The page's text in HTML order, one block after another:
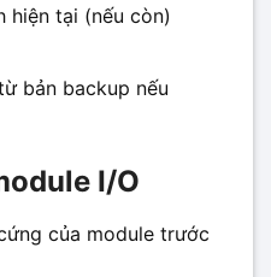
hiện tại (nếu còn)
bản backup nếu
I/O
của module trước